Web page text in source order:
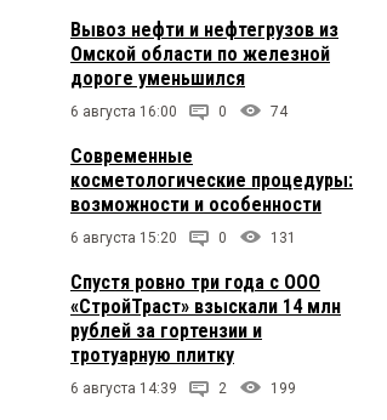
Вывоз нефти и нефтегрузов из
Омской области по железной
дороге уменьшился
6 августа 16:00 0 74
Современные
косметологические процедуры:
возможности и особенности
6 августа 15:20 0 131
Спустя ровно три года с ООО
«СтройТраст» взыскали 14 млн
рублей за гортензии и
тротуарную плитку
6 августа 14:39 2 199